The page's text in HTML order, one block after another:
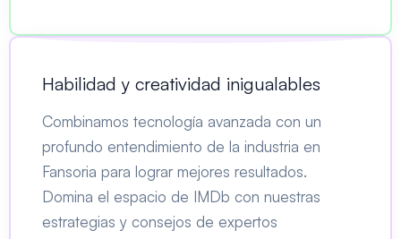
Habilidad y creatividad inigualables
Combinamos tecnología avanzada con un
profundo entendimiento de la industria en
Fansoria para lograr mejores resultados.
Domina el espacio de IMDb con nuestras
estrategias y consejos de expertos